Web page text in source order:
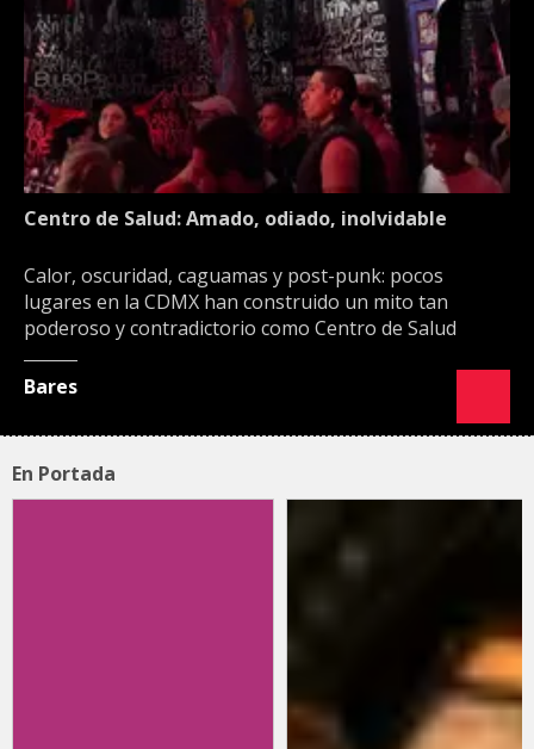
Centro de Salud: Amado, odiado, inolvidable
Calor, oscuridad, caguamas y post-punk: pocos
lugares en la CDMX han construido un mito tan
poderoso y contradictorio como Centro de Salud
Bares
En Portada